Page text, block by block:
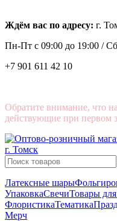
Ждём вас по адресу: г.
Пн-Пт с 09:00 до 19:00 /
+7 901 611 42 10
Обратите внимание, что
действующие при первом
Латексные шары
УпаковкаСвечиТовары
ФлористикаТематика
Мерч